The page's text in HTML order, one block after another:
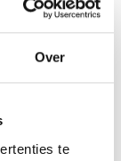
Over
te